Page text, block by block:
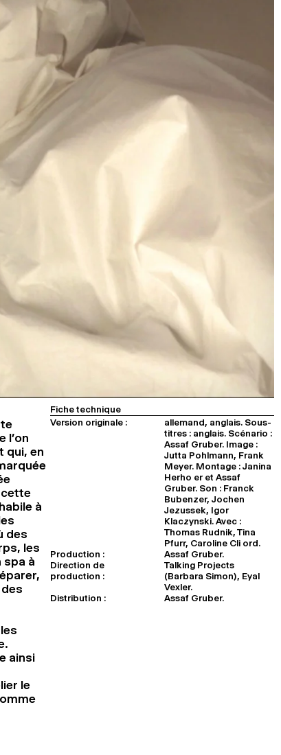
l’on
qui, en
à
des
les
spa à
ainsi
le
Fiche technique
Version originale :
allemand, anglais. Sous-
titres : anglais. Scénario :
Assaf Gruber. Image :
Jutta Pohlmann, Frank
Meyer. Montage : Janina
Herho er et Assaf
Gruber. Son : Franck
Bubenzer, Jochen
Jezussek, Igor
Klaczynski. Avec :
Thomas Rudnik, Tina
Pfurr, Caroline Cli ord.
Production :
Assaf Gruber.
Direction de
production :
Talking Projects
(Barbara Simon), Eyal
Vexler.
Distribution :
Assaf Gruber.